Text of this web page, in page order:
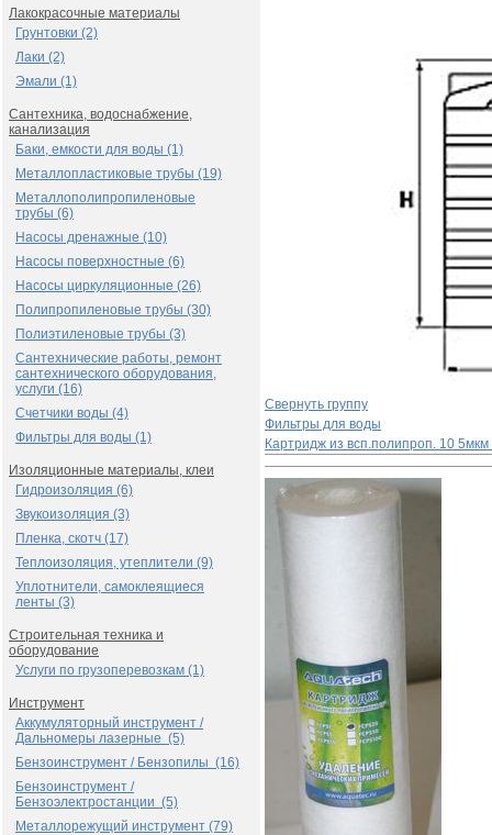
Лакокрасочные материалы
Грунтовки (2)
Лаки (2)
Эмали (1)
Сантехника, водоснабжение,
канализация
Баки, емкости для воды (1)
Металлопластиковые трубы (19)
Металлополипропиленовые
трубы (6)
Насосы дренажные (10)
Насосы поверхностные (6)
Насосы циркуляционные (26)
Полипропиленовые трубы (30)
Полиэтиленовые трубы (3)
Сантехнические работы, ремонт
сантехнического оборудования,
услуги (16)
Счетчики воды (4)
Фильтры для воды (1)
Изоляционные материалы, клеи
Гидроизоляция (6)
Звукоизоляция (3)
Пленка, скотч (17)
Теплоизоляция, утеплители (9)
Уплотнители, самоклеящиеся
ленты (3)
Строительная техника и
оборудование
Услуги по грузоперевозкам (1)
Инструмент
Аккумуляторный инструмент /
Дальномеры лазерные (5)
Бензоинструмент / Бензопилы (16)
Бензоинструмент /
Бензоэлектростанции (5)
Металлорежущий инструмент (79)
Свернуть группу
Фильтры для воды
Картридж из всп.полипроп. 10